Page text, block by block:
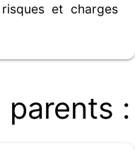
et charges
: